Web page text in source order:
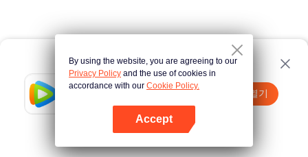
Tencent Video
앱 열기
여기 클릭 다시 시도
By using the website, you are agreeing to our
Privacy Policy and the use of cookies in
accordance with our Cookie Policy.
Accept